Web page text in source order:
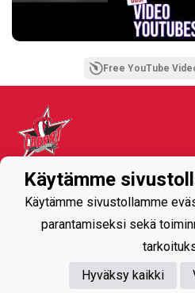
Free YouTube
Tietosuojaseloste
Käytämme
Käytämme sivustollamme
parantamiseksi sekä
Hyväksy kaikki